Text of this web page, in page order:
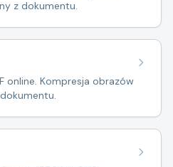
z dokumentu.
online. Kompresja obrazów